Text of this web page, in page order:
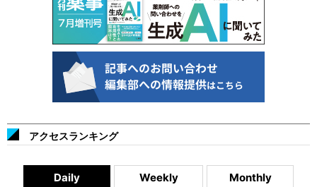
アクセスランキング
Daily Weekly Monthly